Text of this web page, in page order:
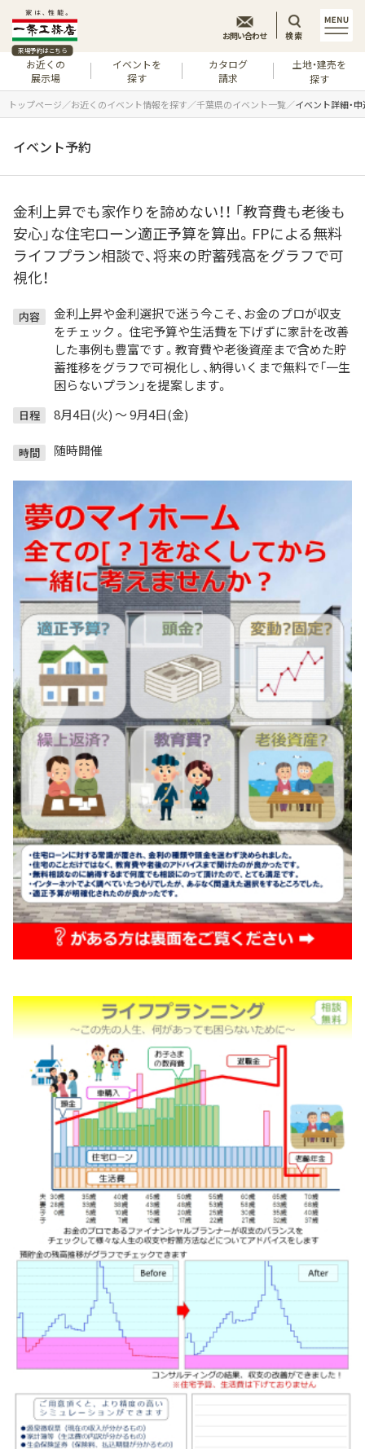
来場予約はこちら
お近くの
展示場
イベントを
探す
カタログ
請求
土地・建売を
探す
お問い合わせ 検索
トップページ お近くのイベント情報を探す 千葉県のイベント一覧 イベント詳細・
イベント予約
金利上昇でも家作りを諦めない！！ 「教育費も老後も
安心」な住宅ローン適正予算を算出。FPによる無料
ライフプラン相談で、将来の貯蓄残高をグラフで可
視化！
内容
金利上昇や金利選択で迷う今こそ、お金のプロが収支
をチェック 。 住宅予算や生活費を下げずに家計を改善
した事例も豊富です 。教育費や老後資産まで含めた貯
蓄推移をグラフで可視化し 、納得いくまで無料で「一生
困らないプラン」を提案します。
日程 8月4日(火) ～ 9月4日(金)
時間 随時開催